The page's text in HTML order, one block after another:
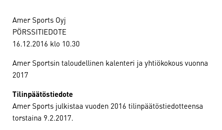
Amer Sports Oyj
PÖRSSITIEDOTE
16.12.2016 klo 10.30
Amer Sportsin taloudellinen kalenteri ja yhtiökokous vuonna
2017
Tilinpäätöstiedote
Amer Sports julkistaa vuoden 2016 tilinpäätöstiedotteensa
torstaina 9.2.2017.